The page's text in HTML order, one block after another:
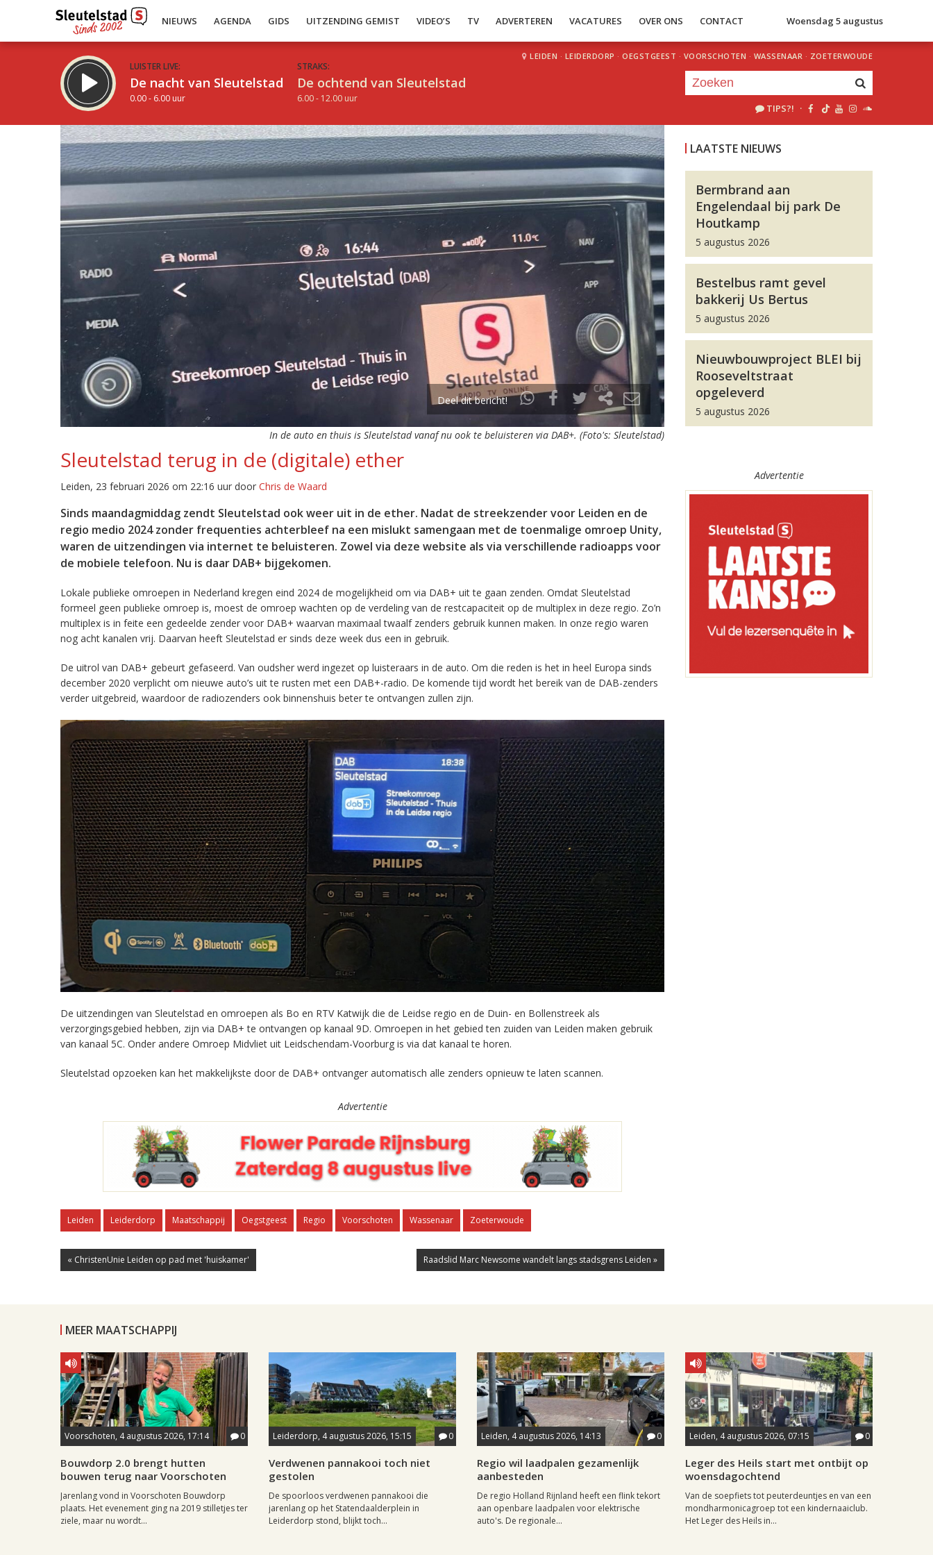
NIEUWS AGENDA GIDS UITZENDING GEMIST VIDEO’S TV ADVERTEREN VACATURES OVER ONS CONTACT Woensdag 5 augustus
LUISTER LIVE:
De nacht van Sleutelstad
0.00 - 6.00 uur
STRAKS:
De ochtend van Sleutelstad
6.00 - 12.00 uur
LEIDEN · LEIDERDORP · OEGSTGEEST · VOORSCHOTEN · WASSENAAR · ZOETERWOUDE
TIPS?! ·
Deel dit bericht!
In de auto en thuis is Sleutelstad vanaf nu ook te beluisteren via DAB+. (Foto's: Sleutelstad)
Sleutelstad terug in de (digitale) ether
Leiden, 23 februari 2026 om 22:16 uur door Chris de Waard
Sinds maandagmiddag zendt Sleutelstad ook weer uit in de ether. Nadat de streekzender voor Leiden en de
regio medio 2024 zonder frequenties achterbleef na een mislukt samengaan met de toenmalige omroep Unity,
waren de uitzendingen via internet te beluisteren. Zowel via deze website als via verschillende radioapps voor
de mobiele telefoon. Nu is daar DAB+ bijgekomen.
Lokale publieke omroepen in Nederland kregen eind 2024 de mogelijkheid om via DAB+ uit te gaan zenden. Omdat Sleutelstad
formeel geen publieke omroep is, moest de omroep wachten op de verdeling van de restcapaciteit op de multiplex in deze regio. Zo’n
multiplex is in feite een gedeelde zender voor DAB+ waarvan maximaal twaalf zenders gebruik kunnen maken. In onze regio waren
nog acht kanalen vrij. Daarvan heeft Sleutelstad er sinds deze week dus een in gebruik.
De uitrol van DAB+ gebeurt gefaseerd. Van oudsher werd ingezet op luisteraars in de auto. Om die reden is het in heel Europa sinds
december 2020 verplicht om nieuwe auto’s uit te rusten met een DAB+-radio. De komende tijd wordt het bereik van de DAB-zenders
verder uitgebreid, waardoor de radiozenders ook binnenshuis beter te ontvangen zullen zijn.
De uitzendingen van Sleutelstad en omroepen als Bo en RTV Katwijk die de Leidse regio en de Duin- en Bollenstreek als
verzorgingsgebied hebben, zijn via DAB+ te ontvangen op kanaal 9D. Omroepen in het gebied ten zuiden van Leiden maken gebruik
van kanaal 5C. Onder andere Omroep Midvliet uit Leidschendam-Voorburg is via dat kanaal te horen.
Sleutelstad opzoeken kan het makkelijkste door de DAB+ ontvanger automatisch alle zenders opnieuw te laten scannen.
Advertentie
Leiden Leiderdorp Maatschappij Oegstgeest Regio Voorschoten Wassenaar Zoeterwoude
« ChristenUnie Leiden op pad met 'huiskamer' Raadslid Marc Newsome wandelt langs stadsgrens Leiden »
LAATSTE NIEUWS
Bermbrand aan
Engelendaal bij park De
Houtkamp
5 augustus 2026
Bestelbus ramt gevel
bakkerij Us Bertus
5 augustus 2026
Nieuwbouwproject BLEI bij
Rooseveltstraat
opgeleverd
5 augustus 2026
Advertentie
MEER MAATSCHAPPIJ
Voorschoten, 4 augustus 2026, 17:14 0
Bouwdorp 2.0 brengt hutten
bouwen terug naar Voorschoten
Jarenlang vond in Voorschoten Bouwdorp
plaats. Het evenement ging na 2019 stilletjes ter
ziele, maar nu wordt...
Leiderdorp, 4 augustus 2026, 15:15 0
Verdwenen pannakooi toch niet
gestolen
De spoorloos verdwenen pannakooi die
jarenlang op het Statendaalderplein in
Leiderdorp stond, blijkt toch...
Leiden, 4 augustus 2026, 14:13 0
Regio wil laadpalen gezamenlijk
aanbesteden
De regio Holland Rijnland heeft een flink tekort
aan openbare laadpalen voor elektrische
auto's. De regionale...
Leiden, 4 augustus 2026, 07:15 0
Leger des Heils start met ontbijt op
woensdagochtend
Van de soepfiets tot peuterdeuntjes en van een
mondharmonicagroep tot een kindernaaiclub.
Het Leger des Heils in...